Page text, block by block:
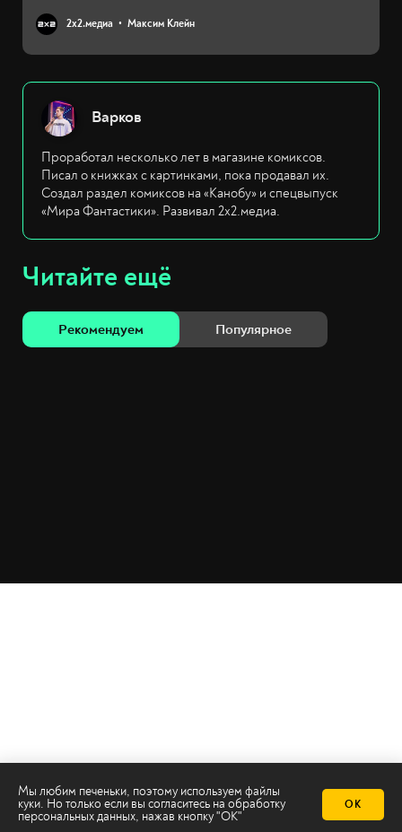
2х2.медиа Максим Клейн
Варков
Проработал несколько лет в магазине комиксов.
Писал о книжках с картинками, пока продавал их.
Создал раздел комиксов на «Канобу» и спецвыпуск
«Мира Фантастики». Развивал 2х2.медиа.
Читайте ещё
Рекомендуем Популярное
Мы любим печеньки, поэтому используем файлы
куки. Но только если вы согласитесь на обработку
персональных данных, нажав кнопку "ОК"
ОК